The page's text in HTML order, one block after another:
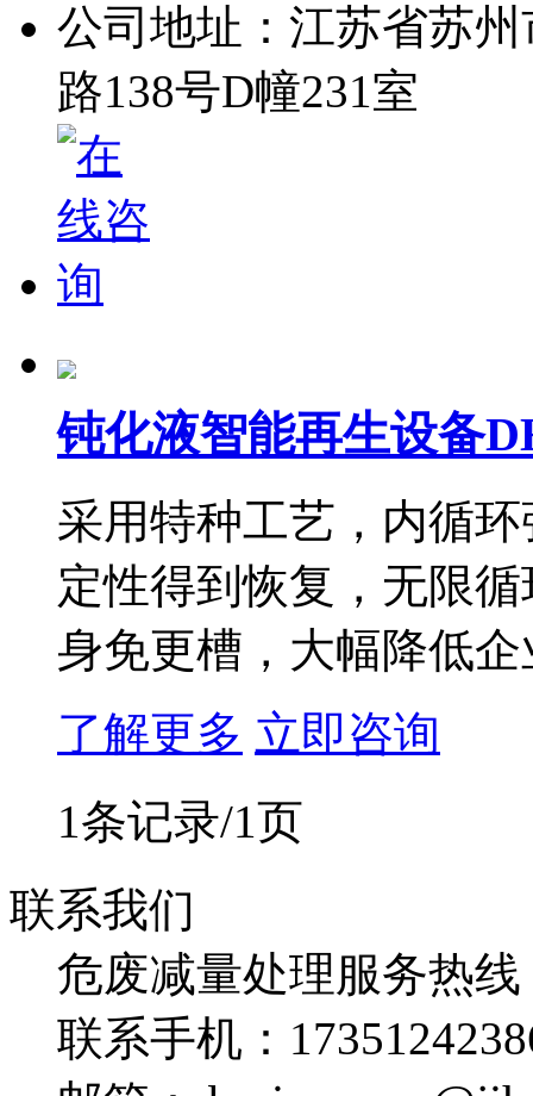
公司地址：江苏省苏
路138号D幢231室
钝化液智能再生设备
采用特种工艺，内循
定性得到恢复，无限
身免更槽，大幅降低
了解更多 立即咨询
1条记录/1页
联系我们
危废减量处理服务热线
联系手机：